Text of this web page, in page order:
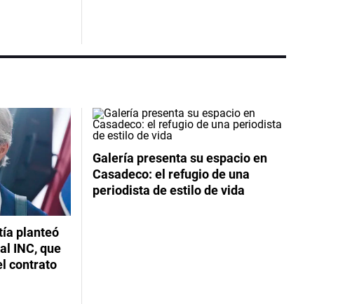
planteó
INC, que
contrato
Galería presenta su espacio en
Casadeco: el refugio de una
periodista de estilo de vida